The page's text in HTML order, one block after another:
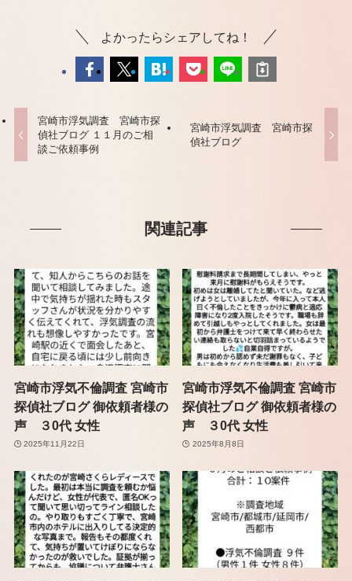
よかったらシェアしてね！
宮崎市浮気調査 宮崎市探
偵社ブログ １１月のご相
談ご依頼事例
宮崎市浮気調査 宮崎市探
偵社ブログ
関連記事
宮崎市浮気不倫調査 宮崎市
探偵社ブログ 御依頼者様の
声 ３0代 女性
2025年11月22日
宮崎市浮気不倫調査 宮崎市
探偵社ブログ 御依頼者様の
声 ３0代 女性
2025年8月8日